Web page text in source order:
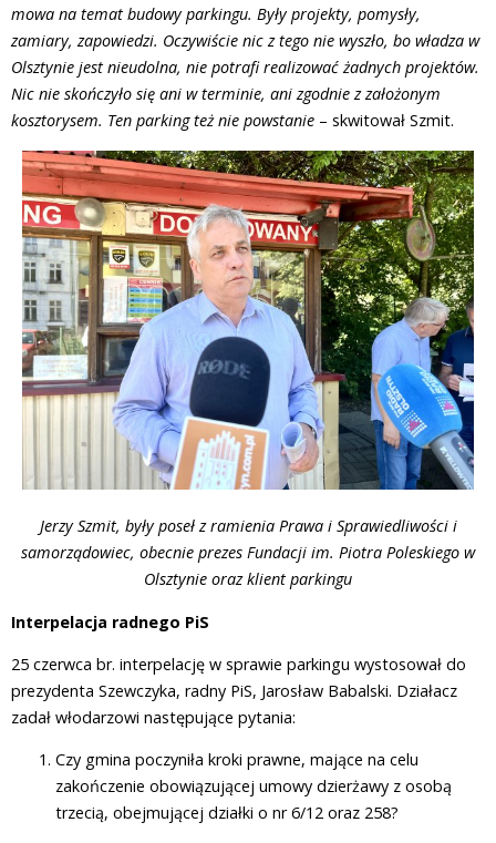
mowa na temat budowy parkingu. Były projekty, pomysły,
zamiary, zapowiedzi. Oczywiście nic z tego nie wyszło, bo władza w
Olsztynie jest nieudolna, nie potrafi realizować żadnych projektów.
Nic nie skończyło się ani w terminie, ani zgodnie z założonym
kosztorysem. Ten parking też nie powstanie – skwitował Szmit.
Jerzy Szmit, były poseł z ramienia Prawa i Sprawiedliwości i
samorządowiec, obecnie prezes Fundacji im. Piotra Poleskiego w
Olsztynie oraz klient parkingu
Interpelacja radnego PiS
25 czerwca br. interpelację w sprawie parkingu wystosował do
prezydenta Szewczyka, radny PiS, Jarosław Babalski. Działacz
zadał włodarzowi następujące pytania:
Czy gmina poczyniła kroki prawne, mające na celu
zakończenie obowiązującej umowy dzierżawy z osobą
trzecią, obejmującej działki o nr 6/12 oraz 258?